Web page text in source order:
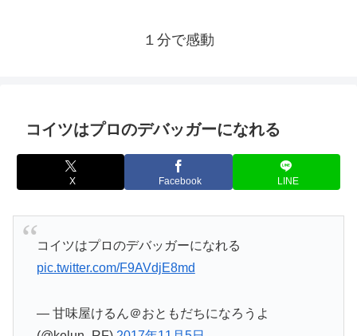
１分で感動
コイツはプロのデバッガーになれる
X Facebook LINE
コイツはプロのデバッガーになれる
pic.twitter.com/F9AVdjE8md
— 甘味屋けるん＠おともだちになろうよ